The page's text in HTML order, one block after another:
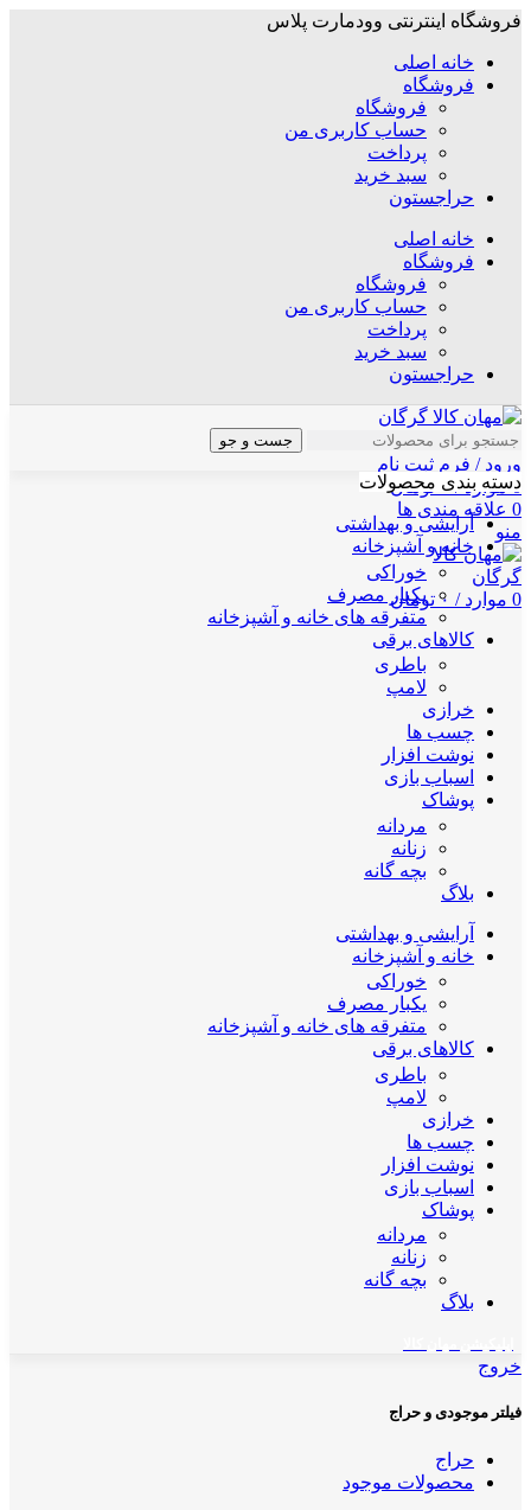
فروشگاه اینترنتی وودمارت پلاس
خانه اصلی
فروشگاه
فروشگاه
حساب کاربری من
پرداخت
سبد خرید
حراجستون
خانه اصلی
فروشگاه
فروشگاه
حساب کاربری من
پرداخت
سبد خرید
حراجستون
جست و جو
ورود / فرم ثبت نام
0 موارد / ۰ تومان
0 علاقه مندی ها
منو
0 موارد / ۰ تومان
دسته بندی محصولات
آرایشی و بهداشتی
خانه و آشپزخانه
خوراکی
یکبار مصرف
متفرقه های خانه و آشپزخانه
کالاهای برقی
باطری
لامپ
خرازی
چسب ها
نوشت افزار
اسباب بازی
پوشاک
مردانه
زنانه
بچه گانه
بلاگ
آرایشی و بهداشتی
خانه و آشپزخانه
خوراکی
یکبار مصرف
متفرقه های خانه و آشپزخانه
کالاهای برقی
باطری
لامپ
خرازی
چسب ها
نوشت افزار
اسباب بازی
پوشاک
مردانه
زنانه
بچه گانه
بلاگ
خروج
فیلتر موجودی و حراج
حراج
محصولات موجود